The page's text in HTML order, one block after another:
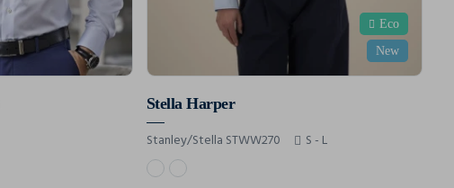
Eco
New
Stella Harper
Stanley/Stella STWW270 S - L